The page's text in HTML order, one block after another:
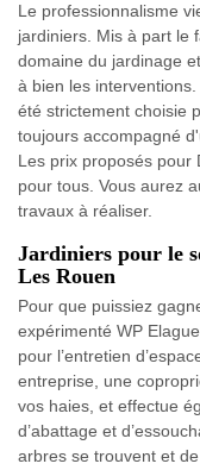
Le professionnalisme
jardiniers. Mis à part le
domaine du jardinage
à bien les
été strictement choisie
toujours accompagné
Les prix proposés pour
pour tous. Vous aurez
travaux à réaliser.
Jardiniers pour le
Les Rouen
Pour que puissiez
expérimenté WP
pour l’entretien
entreprise, une
vos haies, et effectue
d’abattage et
arbres se trouvent et